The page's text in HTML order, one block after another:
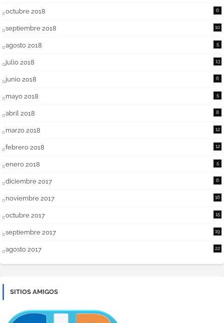
octubre 2018 6
septiembre 2018 10
agosto 2018 5
julio 2018 13
junio 2018 6
mayo 2018 5
abril 2018 8
marzo 2018 12
febrero 2018 12
enero 2018 5
diciembre 2017 6
noviembre 2017 16
octubre 2017 15
septiembre 2017 19
agosto 2017 22
SITIOS AMIGOS